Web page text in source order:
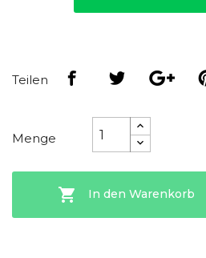
Teilen
Menge
 In den Warenkorb